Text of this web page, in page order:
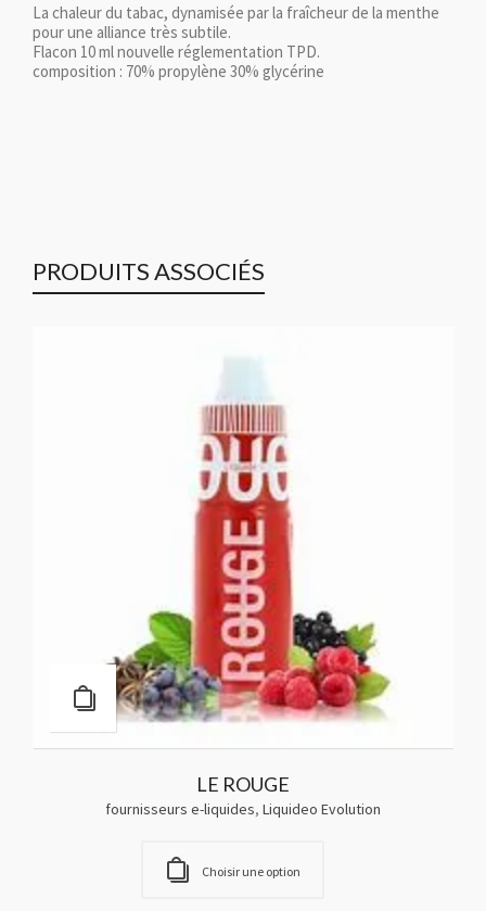
La chaleur du tabac, dynamisée par la fraîcheur de la menthe
pour une alliance très subtile.
Flacon 10 ml nouvelle réglementation TPD.
composition : 70% propylène 30% glycérine
PRODUITS ASSOCIÉS
LE ROUGE
fournisseurs e-liquides,Liquideo Evolution
Choisir une option